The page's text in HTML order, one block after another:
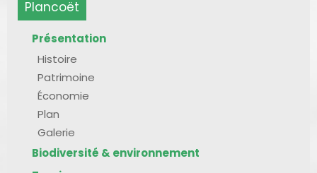
Plancoët
Présentation
Histoire
Patrimoine
Économie
Plan
Galerie
Biodiversité & environnement